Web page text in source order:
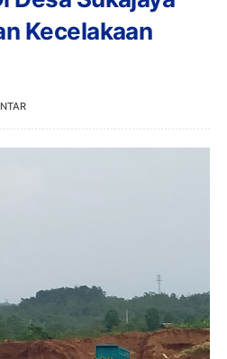
Kecelakaan